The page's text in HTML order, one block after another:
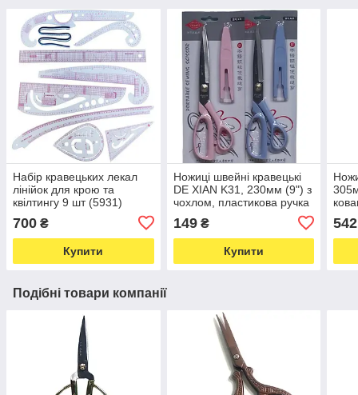
Набір кравецьких лекал
лінійок для крою та
квілтингу 9 шт (5931)
700 ₴
Купити
Ножиці швейні кравецькі
DE XIAN K31, 230мм (9") з
чохлом, пластикова ручка
149₴
Купити
542
Подібні товари компанії